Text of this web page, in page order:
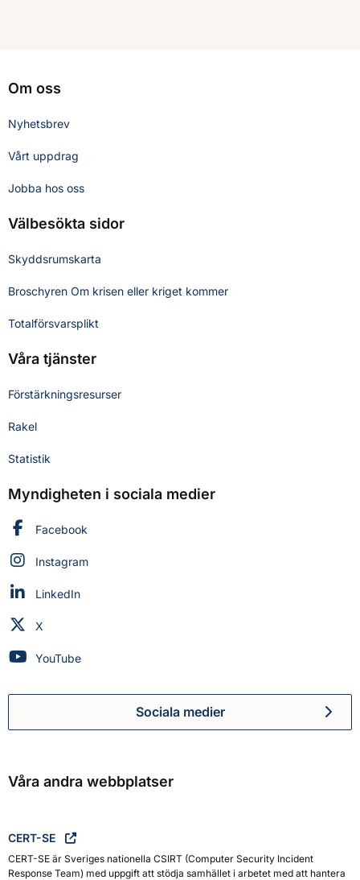
Om oss
Nyhetsbrev
Vårt uppdrag
Jobba hos oss
Välbesökta sidor
Skyddsrumskarta
Broschyren Om krisen eller kriget kommer
Totalförsvarsplikt
Våra tjänster
Förstärkningsresurser
Rakel
Statistik
Myndigheten i sociala medier
Myndigheten för civilt försvar på
Facebook
Myndigheten för civilt försvar på
Instagram
Myndigheten för civilt försvar på
LinkedIn
Myndigheten för civilt försvar på
X
Myndigheten för civilt försvar på
YouTube
Myndigheten för civilt
Sociala medier
Våra andra webbplatser
CERT-SE
CERT-SE är Sveriges nationella CSIRT (Computer Security Incident
Response Team) med uppgift att stödja samhället i arbetet med att hantera